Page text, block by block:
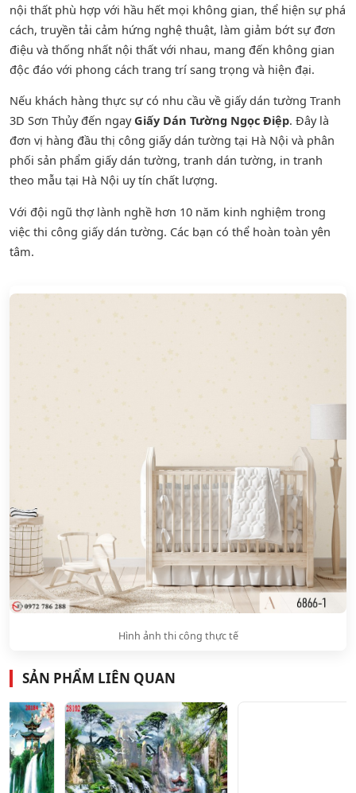
nội thất phù hợp với hầu hết mọi không gian, thể hiện sự phá
cách, truyền tải cảm hứng nghệ thuật, làm giảm bớt sự đơn
điệu và thống nhất nội thất với nhau, mang đến không gian
độc đáo với phong cách trang trí sang trọng và hiện đại.
Nếu khách hàng thực sự có nhu cầu về giấy dán tường Tranh
3D Sơn Thủy đến ngayGiấy Dán Tường Ngọc Điệp. Đây là
đơn vị hàng đầu thị công giấy dán tường tại Hà Nội và phân
phối sản phẩm giấy dán tường, tranh dán tường, in tranh
theo mẫu tại Hà Nội uy tín chất lượng.
Với đội ngũ thợ lành nghề hơn 10 năm kinh nghiệm trong
việc thi công giấy dán tường. Các bạn có thể hoàn toàn yên
tâm.
Hình ảnh thi công thực tế
SẢN PHẨM LIÊN QUAN